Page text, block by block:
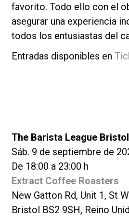
favorito. Todo ello con el
asegurar una experiencia
todos los entusiastas del
Entradas disponibles en
The Barista League Bristol
Sáb. 9 de septiembre de
De 18:00 a 23:00 h
Extract Coffee Roasters
New Gatton Rd, Unit 1, St
Bristol BS2 9SH, Reino